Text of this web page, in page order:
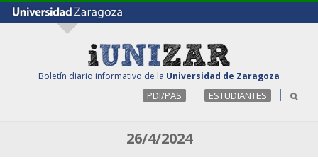
Boletín diario informativo de la Universidad de Zaragoza
PDI/PAS ESTUDIANTES
26/4/2024